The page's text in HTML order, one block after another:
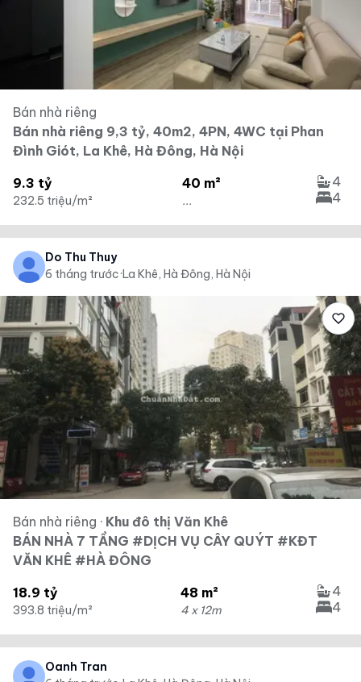
Bán nhà riêng
Bán nhà riêng 9,3 tỷ, 40m2, 4PN, 4WC tại Phan
Đình Giót, La Khê, Hà Đông, Hà Nội
9.3 tỷ
232.5 triệu/m²
40 m²
...
4
4
Do Thu Thuy
6 tháng trước·La Khê, Hà Đông, Hà Nội
Bán nhà riêng · Khu đô thị Văn Khê
BÁN NHÀ 7 TẦNG #DỊCH VỤ CÂY QUÝT #KĐT
VĂN KHÊ #HÀ ĐÔNG
18.9 tỷ
393.8 triệu/m²
48 m²
4 x 12m
4
4
Oanh Tran